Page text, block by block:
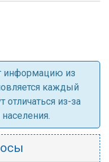
информацию из
каждый
из-за